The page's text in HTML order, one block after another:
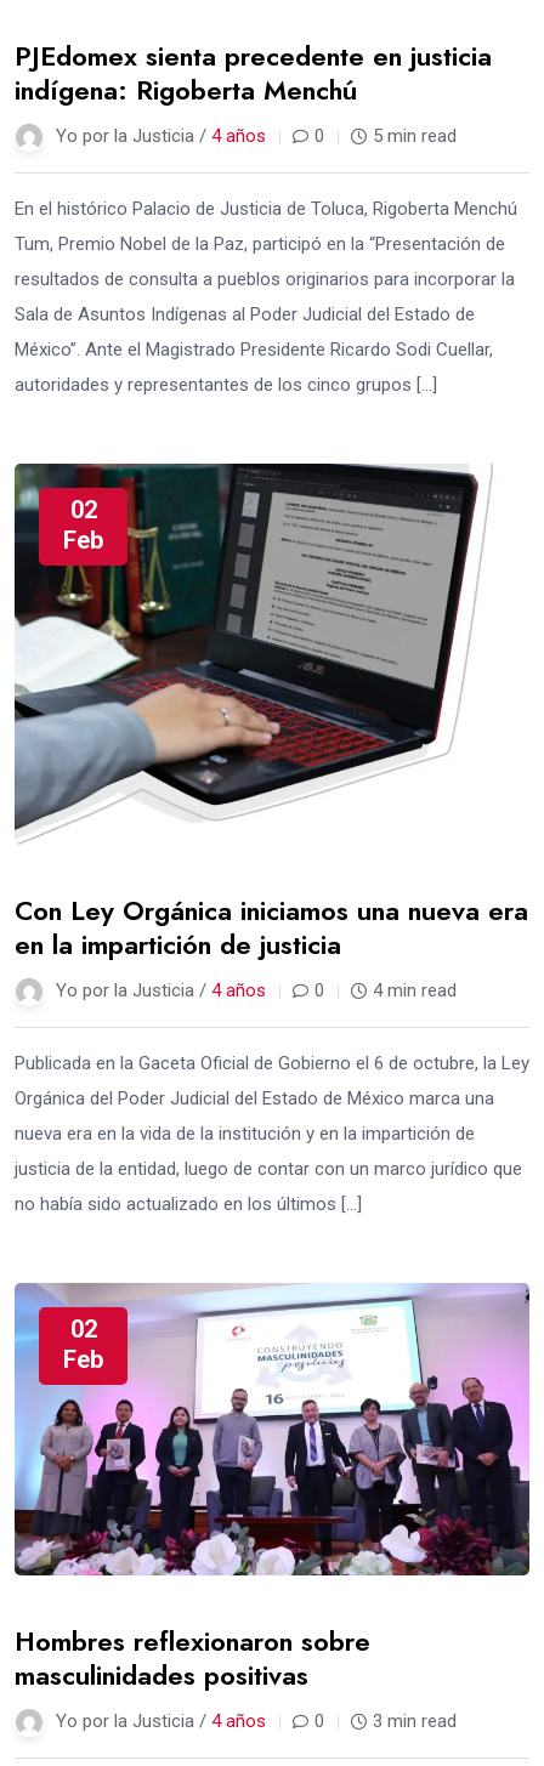
PJEdomex sienta precedente en justicia
indígena: Rigoberta Menchú
Yo por la Justicia / 4 años 0 5 min read
En el histórico Palacio de Justicia de Toluca, Rigoberta Menchú
Tum, Premio Nobel de la Paz, participó en la “Presentación de
resultados de consulta a pueblos originarios para incorporar la
Sala de Asuntos Indígenas al Poder Judicial del Estado de
México”. Ante el Magistrado Presidente Ricardo Sodi Cuellar,
autoridades y representantes de los cinco grupos […]
02
Feb
Con Ley Orgánica iniciamos una nueva era
en la impartición de justicia
Yo por la Justicia / 4 años 0 4 min read
Publicada en la Gaceta Oficial de Gobierno el 6 de octubre, la Ley
Orgánica del Poder Judicial del Estado de México marca una
nueva era en la vida de la institución y en la impartición de
justicia de la entidad, luego de contar con un marco jurídico que
no había sido actualizado en los últimos […]
02
Feb
Hombres reflexionaron sobre
masculinidades positivas
Yo por la Justicia / 4 años 0 3 min read